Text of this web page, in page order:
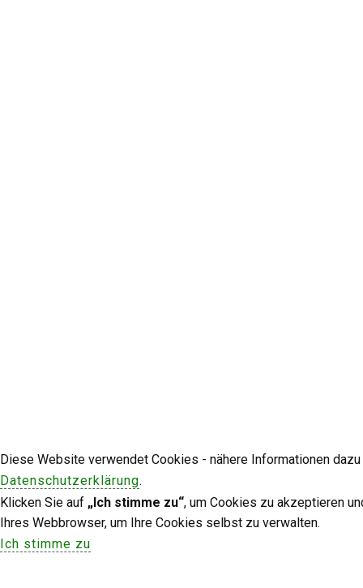
Diese Website verwendet Cookies - nähere Informationen
Datenschutzerklärung.
Klicken Sie auf „Ich stimme zu“, um Cookies zu akzeptieren
Ihres Webbrowser, um Ihre Cookies selbst zu verwalten.
Ich stimme zu